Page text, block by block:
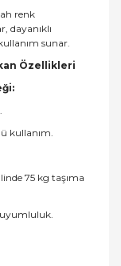
renk
dayanıklı
sunar.
Özellikleri
kullanım.
75 kg taşıma
uyumluluk.